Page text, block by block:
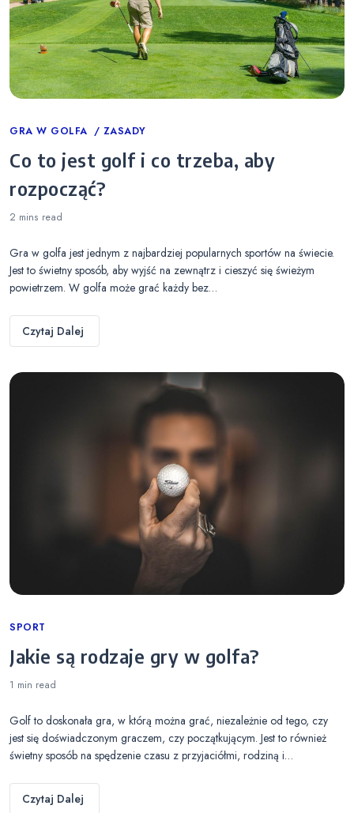
Categories
GRA W GOLFA ZASADY
Co to jest golf i co trzeba, aby
rozpocząć?
2 mins read
Gra w golfa jest jednym z najbardziej popularnych sportów na świecie.
Jest to świetny sposób, aby wyjść na zewnątrz i cieszyć się świeżym
powietrzem. W golfa może grać każdy bez…
Czytaj Dalej
Categories
SPORT
Jakie są rodzaje gry w golfa?
1 min read
Golf to doskonała gra, w którą można grać, niezależnie od tego, czy
jest się doświadczonym graczem, czy początkującym. Jest to również
świetny sposób na spędzenie czasu z przyjaciółmi, rodziną i…
Czytaj Dalej